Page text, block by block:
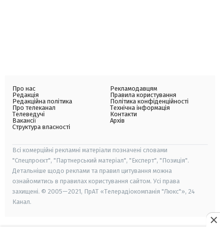
Про нас
Редакція
Редакційна політика
Про телеканал
Телеведучі
Вакансії
Структура власності
Рекламодавцям
Правила користування
Політика конфіденційності
Технічна інформація
Контакти
Архів
Всі комерційні рекламні матеріали позначені словами
"Спецпроєкт", "Партнерський матеріал", "Експерт", "Позиція".
Детальніше щодо реклами та правил цитування можна
ознайомитись в правилах користування сайтом. Усі права
захищені. © 2005—2021, ПрАТ «Телерадіокомпанія "Люкс"», 24
Канал.